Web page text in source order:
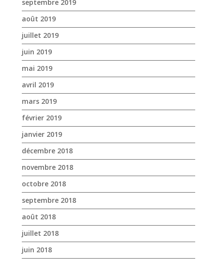
septembre 2019
août 2019
juillet 2019
juin 2019
mai 2019
avril 2019
mars 2019
février 2019
janvier 2019
décembre 2018
novembre 2018
octobre 2018
septembre 2018
août 2018
juillet 2018
juin 2018